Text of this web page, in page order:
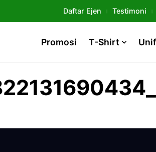
Daftar Ejen Testimoni
Promosi T-Shirt